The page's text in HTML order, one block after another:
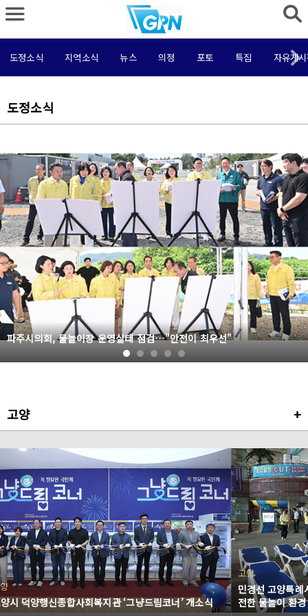
도정소식 지역소식 뉴스 의정 포토 특집 자유게
도정소식
파주시의회, 물놀이장 운영실태 점검…"안전이 최우선"
고양 +
시 덕양행신종합사회복지관 ‘그냥드림코너’ 개소식
고양
민경선 고양특
전한 물놀이 환